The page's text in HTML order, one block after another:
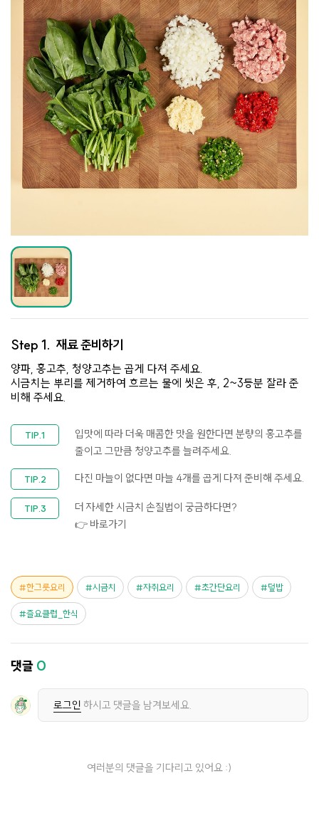
Step 1. 재료 준비하기
양파, 홍고추, 청양고추는 곱게 다져 주세요.
시금치는 뿌리를 제거하여 흐르는 물에 씻은 후, 2~3등분 잘라 준
비해 주세요.
입맛에 따라 더욱 매콤한 맛을 원한다면 분량의 홍고추를
줄이고 그만큼 청양고추를 늘려주세요.
다진 마늘이 없다면 마늘 4개를 곱게 다져 준비해 주세요.
더 자세한 시금치 손질법이 궁금하다면?
👉 바로가기
한그릇요리 시금치 자취요리 초간단요리 덮밥
즐요클럽_한식
댓글 0
로그인 하시고 댓글을 남겨보세요.
여러분의 댓글을 기다리고 있어요 :)